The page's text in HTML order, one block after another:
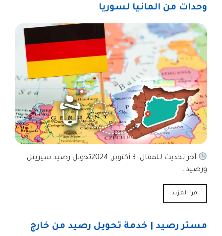
وحدات من المانيا لسوريا
آخر تحديث للمقال: 3 أكتوبر, 2024تحويل رصيد سيريتل
ورصيد…
اقرأ المزيد
مستر رصيد | خدمة تحويل رصيد من خارج